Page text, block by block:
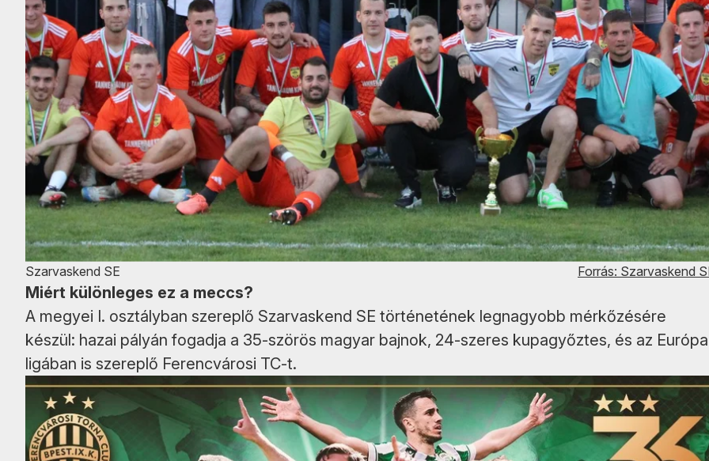
Szarvaskend SE Forrás: Szarvaskend
Miért különleges ez a meccs?
A megyei I. osztályban szereplő Szarvaskend SE történetének legnagyobb mérkőzésére
készül: hazai pályán fogadja a 35-szörös magyar bajnok, 24-szeres kupagyőztes, és az
ligában is szereplő Ferencvárosi TC-t.